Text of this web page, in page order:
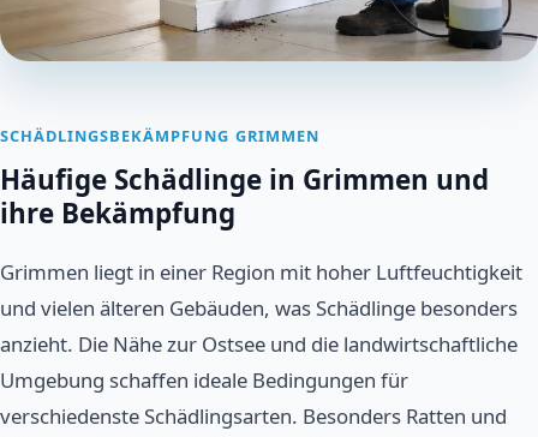
SCHÄDLINGSBEKÄMPFUNG GRIMMEN
Häufige Schädlinge in Grimmen und
ihre Bekämpfung
Grimmen liegt in einer Region mit hoher Luftfeuchtigkeit
und vielen älteren Gebäuden, was Schädlinge besonders
anzieht. Die Nähe zur Ostsee und die landwirtschaftliche
Umgebung schaffen ideale Bedingungen für
verschiedenste Schädlingsarten. Besonders Ratten und